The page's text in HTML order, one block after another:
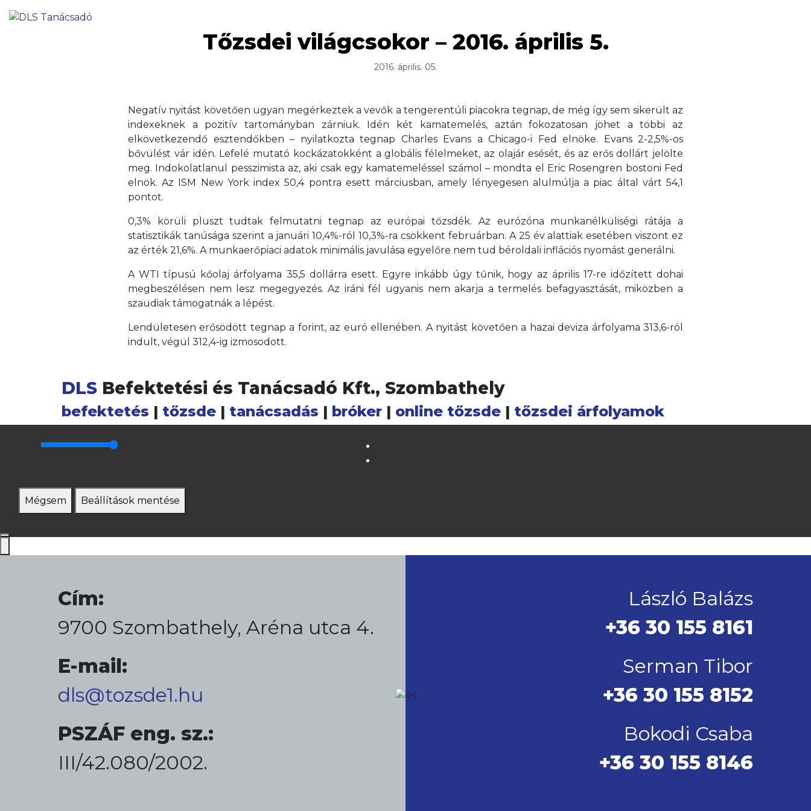
Tőzsdei világcsokor – 2016. április 5.
2016. április. 05.
Negatív nyitást követően ugyan megérkeztek a vevők a tengerentúli piacokra tegnap, de még így sem sikerült az
indexeknek a pozitív tartományban zárniuk. Idén két kamatemelés, aztán fokozatosan jöhet a többi az
elkövetkezendő esztendőkben – nyilatkozta tegnap Charles Evans a Chicago-i Fed elnöke. Evans 2-2,5%-os
bővülést vár idén. Lefelé mutató kockázatokként a globális félelmeket, az olajár esését, és az erős dollárt jelölte
meg. Indokolatlanul pesszimista az, aki csak egy kamatemeléssel számol – mondta el Eric Rosengren bostoni Fed
elnök. Az ISM New York index 50,4 pontra esett márciusban, amely lényegesen alulmúlja a piac által várt 54,1
pontot.
0,3% körüli pluszt tudtak felmutatni tegnap az európai tőzsdék. Az eurózóna munkanélküliségi rátája a
statisztikák tanúsága szerint a januári 10,4%-ról 10,3%-ra csökkent februárban. A 25 év alattiak esetében viszont ez
az érték 21,6%. A munkaerőpiaci adatok minimális javulása egyelőre nem tud béroldali inflációs nyomást generálni.
A WTI típusú kőolaj árfolyama 35,5 dollárra esett. Egyre inkább úgy tűnik, hogy az április 17-re időzített dohai
megbeszélésen nem lesz megegyezés. Az iráni fél ugyanis nem akarja a termelés befagyasztását, miközben a
szaudiak támogatnák a lépést.
Lendületesen erősödött tegnap a forint, az euró ellenében. A nyitást követően a hazai deviza árfolyama 313,6-ról
indult, végül 312,4-ig izmosodott.
DLS Befektetési és Tanácsadó Kft., Szombathely
befektetés | tőzsde | tanácsadás | bróker | online tőzsde | tőzsdei árfolyamok
Mégsem Beállítások mentése
Cím:
9700 Szombathely, Aréna utca 4.
E-mail:
dls@tozsde1.hu
PSZÁF eng. sz.:
III/42.080/2002.
László Balázs
+36 30 155 8161
Serman Tibor
+36 30 155 8152
Bokodi Csaba
+36 30 155 8146